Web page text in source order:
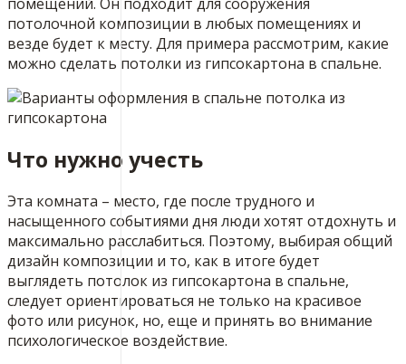
потолочной композиции в любых помещениях и
везде будет к месту. Для примера рассмотрим, какие
можно сделать потолки из гипсокартона в спальне.
Что нужно учесть
Эта комната – место, где после трудного и
насыщенного событиями дня люди хотят отдохнуть и
максимально расслабиться. Поэтому, выбирая общий
дизайн композиции и то, как в итоге будет
выглядеть потолок из гипсокартона в спальне,
следует ориентироваться не только на красивое
фото или рисунок, но, еще и принять во внимание
психологическое воздействие.